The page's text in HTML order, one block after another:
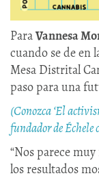
ParaVannesa
cuando se de en
Mesa Distrital
paso para una
(Conozca ‘El
fundador de Échele
“Nos parece
los resultados